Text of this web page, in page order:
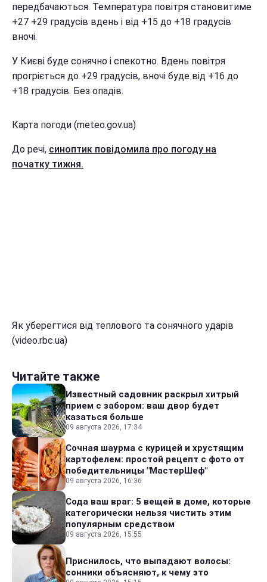
передбачаються. Температура повітря становитиме
+27 +29 градусів вдень і від +15 до +18 градусів
вночі.
У Києві буде сонячно і спекотно. Вдень повітря
прогріється до +29 градусів, вночі буде від +16 до
+18 градусів. Без опадів.
Карта погоди (meteo.gov.ua)
До речі, синоптик повідомила про погоду на
початку тижня.
Як уберегтися від теплового та сонячного ударів
(video.rbc.ua)
Читайте также
Известный садовник раскрыл хитрый
прием с забором: ваш двор будет
казаться больше
09 августа 2026, 17:34
Сочная шаурма с курицей и хрустящим
картофелем: простой рецепт с фото от
победительницы "МастерШеф"
09 августа 2026, 16:36
Сода ваш враг: 5 вещей в доме, которые
категорически нельзя чистить этим
популярным средством
09 августа 2026, 15:55
Приснилось, что выпадают волосы:
сонники объясняют, к чему это